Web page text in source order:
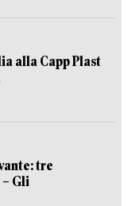
alla Capp Plast
tre
Gli